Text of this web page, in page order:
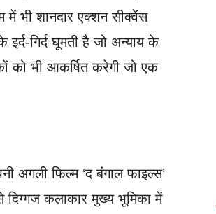
भी शानदार एक्शन सीक्वेंस
गिर्द घूमती है जो अन्याय के
को भी आकर्षित करेगी जो एक
अगली फिल्म ‘द बंगाल फाइल्स’
कलाकार मुख्य भूमिका में